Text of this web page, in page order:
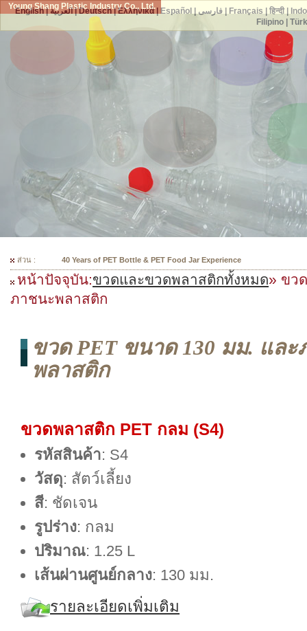
Young Shang Plastic Industry Co., Ltd.
ส่วน : 300 Mould Selections For Your PET Bottles
หน้าปัจจุบัน:ขวดและขวดพลาสติกทั้งหมด» ขว
ภาชนะพลาสติก
ขวด PET ขนาด 130 มม. และ
พลาสติก
ขวดพลาสติก PET กลม (S4)
รหัสสินค้า: S4
วัสดุ: สัตว์เลี้ยง
สี: ชัดเจน
รูปร่าง: กลม
ปริมาณ: 1.25 L
เส้นผ่านศูนย์กลาง: 130 มม.
รายละเอียดเพิ่มเติม
English|العربية|Deutsch|Ελληνικά| Español فارسی| Français हिन्दी|
Filipino|